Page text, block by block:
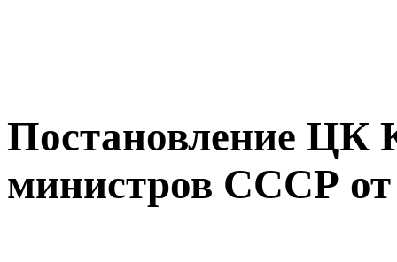
Постановление
министров СССР от